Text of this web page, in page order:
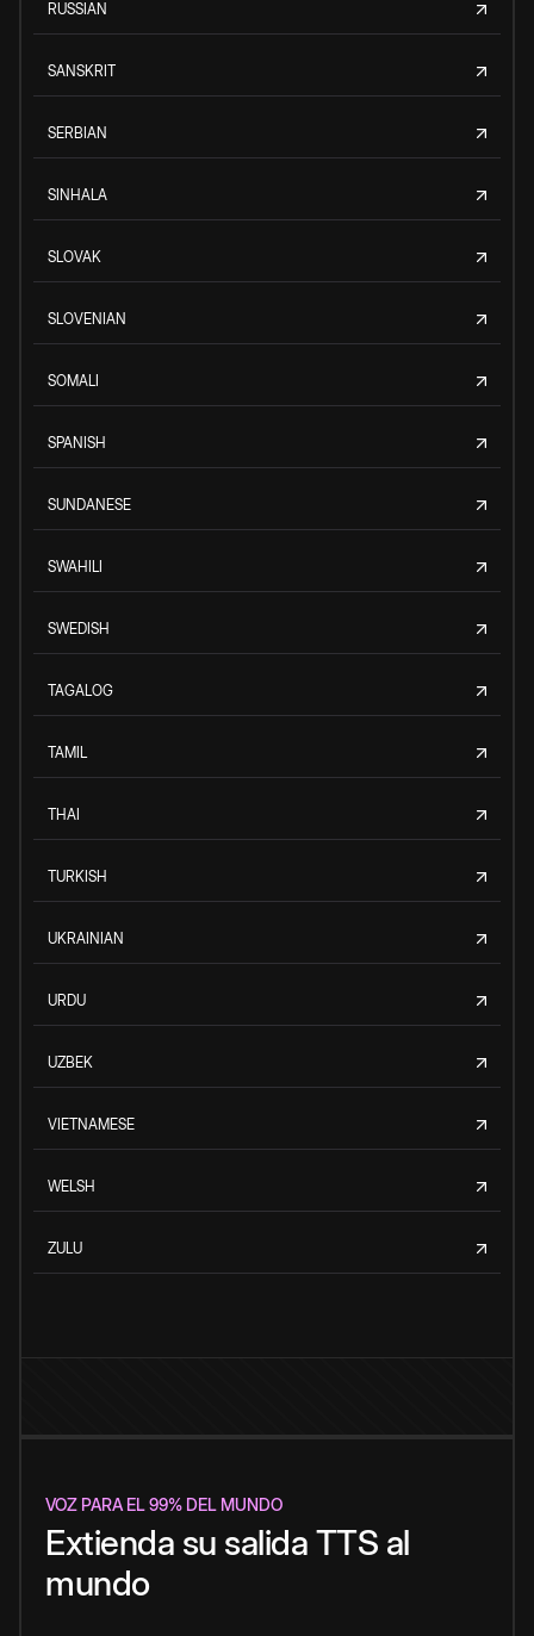
RUSSIAN
SANSKRIT
SERBIAN
SINHALA
SLOVAK
SLOVENIAN
SOMALI
SPANISH
SUNDANESE
SWAHILI
SWEDISH
TAGALOG
TAMIL
THAI
TURKISH
UKRAINIAN
URDU
UZBEK
VIETNAMESE
WELSH
ZULU
VOZ PARA EL 99% DEL MUNDO
Extienda su salida TTS al
mundo